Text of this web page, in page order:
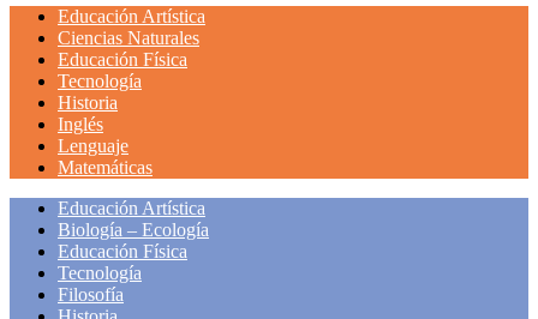
Educación Artística
Ciencias Naturales
Educación Física
Tecnología
Historia
Inglés
Lenguaje
Matemáticas
Educación Artística
Biología – Ecología
Educación Física
Tecnología
Filosofía